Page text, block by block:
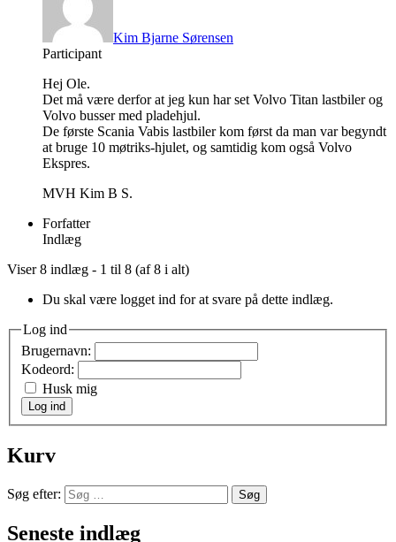
Kim Bjarne Sørensen
Participant
Hej Ole.
Det må være derfor at jeg kun har set Volvo Titan lastbiler og
Volvo busser med pladehjul.
De første Scania Vabis lastbiler kom først da man var begyndt
at bruge 10 møtriks-hjulet, og samtidig kom også Volvo
Ekspres.
MVH Kim B S.
Forfatter
Indlæg
Viser 8 indlæg - 1 til 8 (af 8 i alt)
Du skal være logget ind for at svare på dette indlæg.
Log ind
Brugernavn:
Kodeord:
Husk mig
Log ind
Kurv
Søg efter:
Seneste indlæg